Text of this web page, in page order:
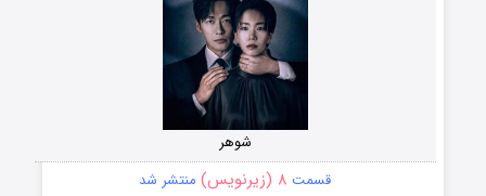
شوهر
قسمت ۸ (زیرنویس) منتشر شد